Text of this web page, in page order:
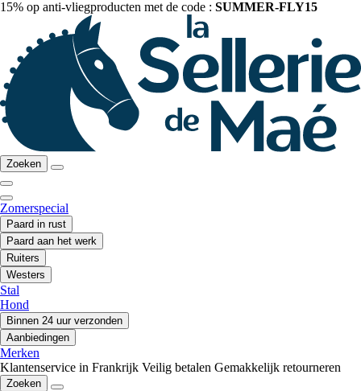
15% op anti-vliegproducten met de code : SUMMER-FLY15
Zoeken
Zomerspecial
Paard in rust
Paard aan het werk
Ruiters
Westers
Stal
Hond
Binnen 24 uur verzonden
Aanbiedingen
Merken
Klantenservice in Frankrijk Veilig betalen Gemakkelijk retourneren
Zoeken